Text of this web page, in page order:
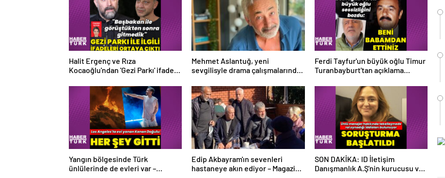
Halit Ergenç ve Rıza
Kocaoğlu'ndan 'Gezi Parkı' ifadesi
Mehmet Aslantuğ, yeni
sevgilisyle drama çalışmalarında
Ferdi Tayfur'un büyük oğlu Timur
Turanbayburt'tan açıklama
Yangın bölgesinde Türk
ünlülerinde de evleri var –
Edip Akbayram'ın sevenleri
hastaneye akın ediyor – Magazin
SON DAKİKA: ID İletişim
Danışmanlık A.Ş'nin kurucusu ve